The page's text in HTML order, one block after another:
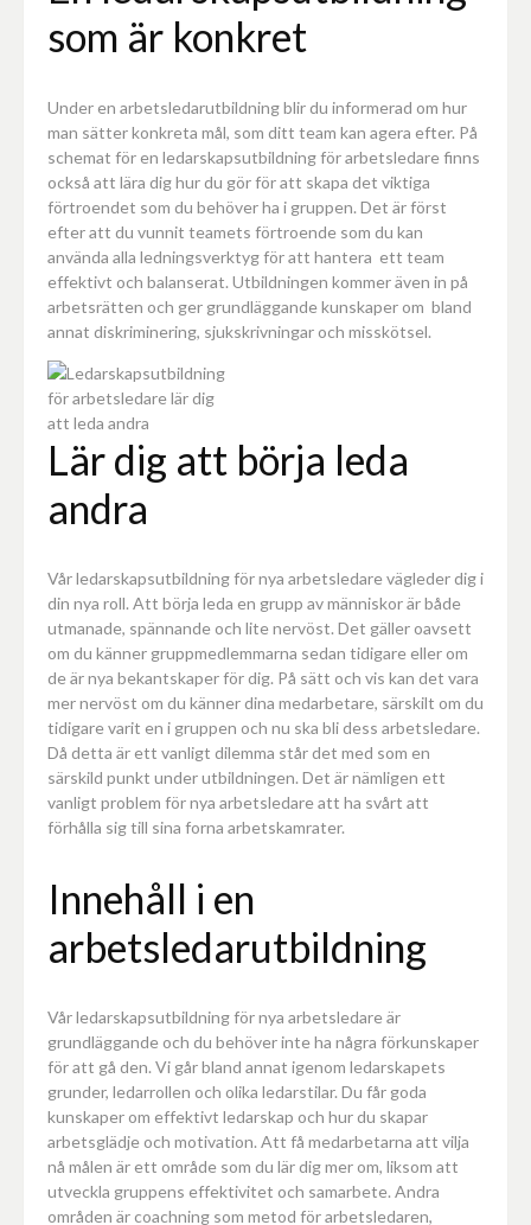
som är konkret
Under en arbetsledarutbildning blir du informerad om hur
man sätter konkreta mål, som ditt team kan agera efter. På
schemat för en ledarskapsutbildning för arbetsledare finns
också att lära dig hur du gör för att skapa det viktiga
förtroendet som du behöver ha i gruppen. Det är först
efter att du vunnit teamets förtroende som du kan
använda alla ledningsverktyg för att hantera ett team
effektivt och balanserat. Utbildningen kommer även in på
arbetsrätten och ger grundläggande kunskaper om bland
annat diskriminering, sjukskrivningar och misskötsel.
Lär dig att börja leda
andra
Vår ledarskapsutbildning för nya arbetsledare vägleder dig i
din nya roll. Att börja leda en grupp av människor är både
utmanade, spännande och lite nervöst. Det gäller oavsett
om du känner gruppmedlemmarna sedan tidigare eller om
de är nya bekantskaper för dig. På sätt och vis kan det vara
mer nervöst om du känner dina medarbetare, särskilt om du
tidigare varit en i gruppen och nu ska bli dess arbetsledare.
Då detta är ett vanligt dilemma står det med som en
särskild punkt under utbildningen. Det är nämligen ett
vanligt problem för nya arbetsledare att ha svårt att
förhålla sig till sina forna arbetskamrater.
Innehåll i en
arbetsledarutbildning
Vår ledarskapsutbildning för nya arbetsledare är
grundläggande och du behöver inte ha några förkunskaper
för att gå den. Vi går bland annat igenom ledarskapets
grunder, ledarrollen och olika ledarstilar. Du får goda
kunskaper om effektivt ledarskap och hur du skapar
arbetsglädje och motivation. Att få medarbetarna att vilja
nå målen är ett område som du lär dig mer om, liksom att
utveckla gruppens effektivitet och samarbete. Andra
områden är coachning som metod för arbetsledaren,